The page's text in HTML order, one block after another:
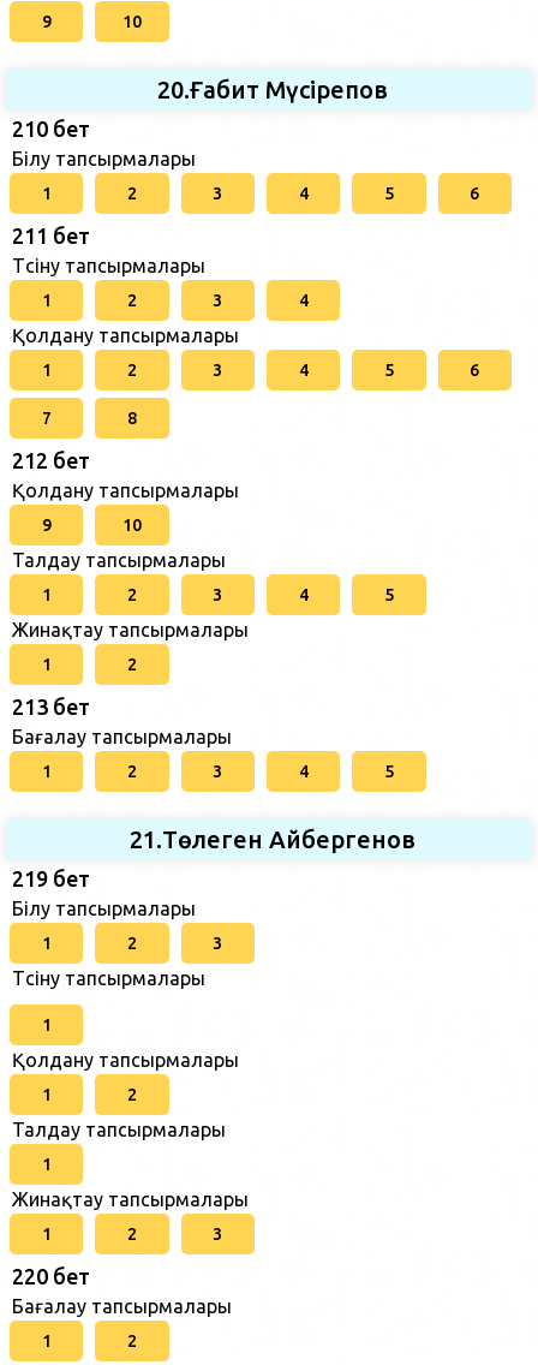
9 10
20.Ғабит Мүсірепов
210 бет
Білу тапсырмалары
1 2 3 4 5 6
211 бет
Түсіну тапсырмалары
1 2 3 4
Қолдану тапсырмалары
1 2 3 4 5 6
7 8
212 бет
Қолдану тапсырмалары
9 10
Талдау тапсырмалары
1 2 3 4 5
Жинақтау тапсырмалары
1 2
213 бет
Бағалау тапсырмалары
1 2 3 4 5
21.Төлеген Айбергенов
219 бет
Білу тапсырмалары
1 2 3
Түсіну тапсырмалары
1
Қолдану тапсырмалары
1 2
Талдау тапсырмалары
1
Жинақтау тапсырмалары
1 2 3
220 бет
Бағалау тапсырмалары
1 2